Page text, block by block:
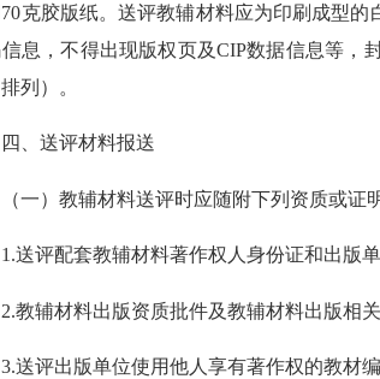
克胶版纸。送评教辅材料应为印刷成型
息，不得出现版权页及CIP数据信息等，
列）。
送评材料报送
）教辅材料送评时应随附下列资质或证明
评配套教辅材料著作权人身份证和出版单
辅材料出版资质批件及教辅材料出版相关
评出版单位使用他人享有著作权的教材编